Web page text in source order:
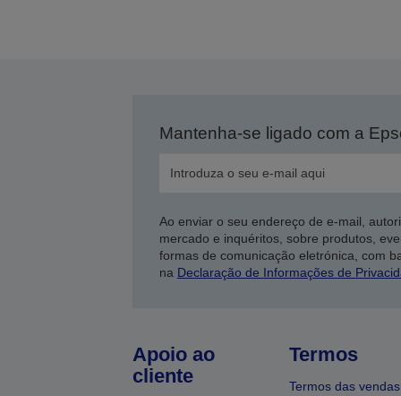
Mantenha-se ligado com a
Ao enviar o seu endereço de e-mail,
mercado e inquéritos, sobre produtos,
formas de comunicação eletrónica, com
na Declaração de Informações de
Apoio ao
cliente
Termos
Termos das vendas